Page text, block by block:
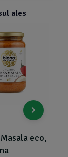
ales
eco,